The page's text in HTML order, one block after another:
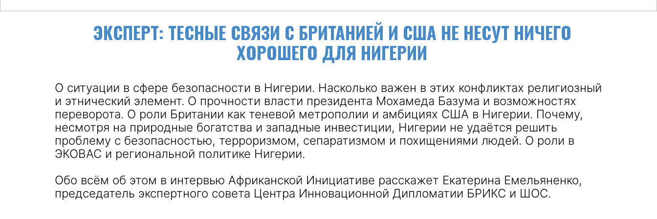
ЭКСПЕРТ: ТЕСНЫЕ СВЯЗИ С БРИТАНИЕЙ И США НЕ НЕСУТ НИЧЕГО
ХОРОШЕГО ДЛЯ НИГЕРИИ
О ситуации в сфере безопасности в Нигерии. Насколько важен в этих конфликтах религиозный
и этнический элемент. О прочности власти президента Мохамеда Базума и возможностях
переворота. О роли Британии как теневой метрополии и амбициях США в Нигерии. Почему,
несмотря на природные богатства и западные инвестиции, Нигерии не удаётся решить
проблему с безопасностью, терроризмом, сепаратизмом и похищениями людей. О роли в
ЭКОВАС и региональной политике Нигерии.
Обо всём об этом в интервью Африканской Инициативе расскажет Екатерина Емельяненко,
председатель экспертного совета Центра Инновационной Дипломатии БРИКС и ШОС.